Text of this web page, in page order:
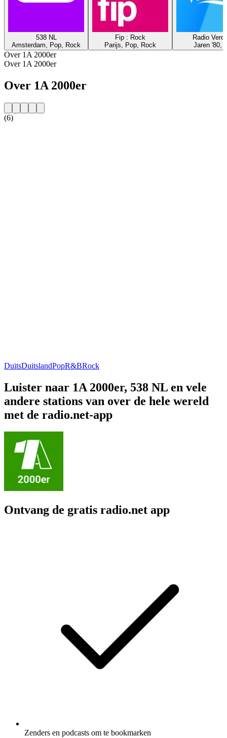
538 NL
Amsterdam, Pop, Rock
Fip : Rock
Parijs, Pop, Rock
Radio
Jaren '80,
Over 1A 2000er
Over 1A 2000er
Over 1A 2000er
(6)
DuitsDuitslandPopR&BRock
Luister naar 1A 2000er, 538 NL en vele
andere stations van over de hele wereld
met de radio.net-app
Ontvang de gratis radio.net app
Zenders en podcasts om te bookmarken